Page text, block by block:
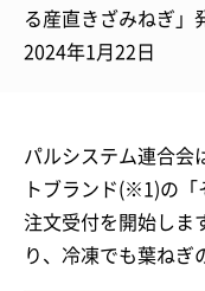
る産直きざみねぎ」
2024年1月22日
パルシステム連合会
トブランド(※1)の「
注文受付を開始しま
り、冷凍でも葉ねぎ